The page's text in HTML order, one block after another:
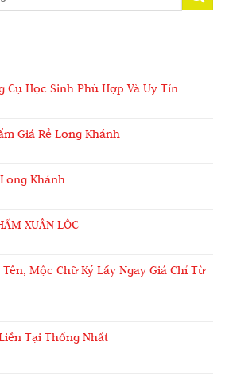
Cụ Học Sinh Phù Hợp Và Uy Tín
Giá Rẻ Long Khánh
Khánh
XUÂN LỘC
Mộc Chữ Ký Lấy Ngay Giá Chỉ Từ
Tại Thống Nhất